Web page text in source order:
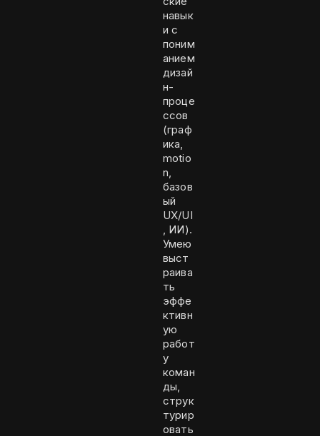
навык
и с
поним
анием
дизай
н-
проце
ссов
(граф
ика,
motio
n,
базов
ый
UX/UI
, ИИ).
Умею
выст
раива
ть
эффе
ктивн
ую
работ
у
коман
ды,
струк
турир
овать